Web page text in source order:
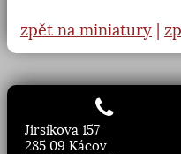
zpět na miniatury
Jirsíkova 157
285 09 Kácov